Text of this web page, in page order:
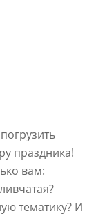
праздника!
вам:
тематику? И